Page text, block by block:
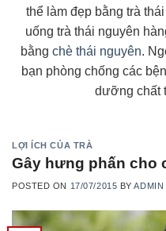
thể làm đẹp bằng trà
uống trà thái nguyên
bằng chè thái nguyên.
bạn phòng chống các
dưỡng chất
LỢI ÍCH CỦA TRÀ
Gây hưng phấn cho
POSTED ON 17/07/2015 BYADMIN